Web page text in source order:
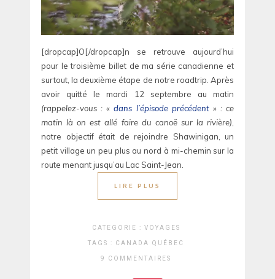
[dropcap]O[/dropcap]n se retrouve aujourd’hui
pour le troisième billet de ma série canadienne et
surtout, la deuxième étape de notre roadtrip. Après
avoir quitté le mardi 12 septembre au matin
(rappelez-vous : «dans l’épisode précédent» : ce
matin là on est allé faire du canoë sur la rivière)
notre objectif était de rejoindre Shawinigan, un
petit village un peu plus au nord à mi-chemin sur la
route menant jusqu’au Lac Saint-Jean.
LIRE PLUS
CATEGORIE : VOYAGES
TAGS : CANADA QUÉBEC
9 COMMENTAIRES